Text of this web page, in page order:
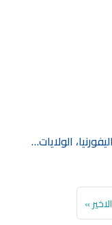
Last page
الاخير »